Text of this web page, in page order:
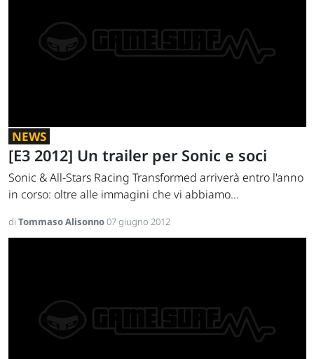
NEWS
[E3 2012] Un trailer per Sonic e soci
Sonic & All-Stars Racing Transformed arriverà entro l'anno
in corso: oltre alle immagini che vi abbiamo...
di Tommaso Alisonno07 giugno 2012